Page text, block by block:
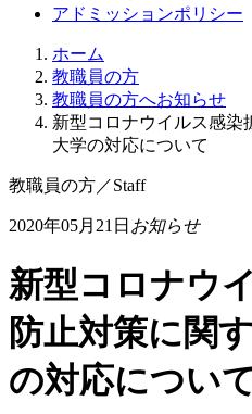
アドミッションポリシー
ホーム
教職員の方
教職員の方へお知らせ
新型コロナウイルス感染
大学の対応について
教職員の方／Staff
2020年05月21日 お知らせ
新型コロナウ
防止対策に関
の対応につい